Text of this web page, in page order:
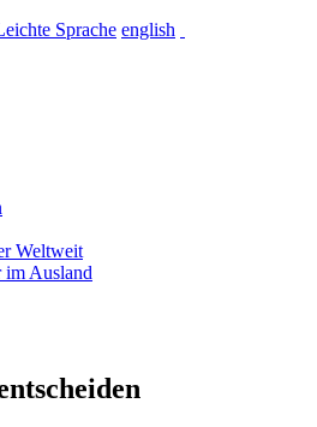
Sprache english
Weltweit
im Ausland